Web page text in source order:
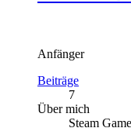
Anfänger
Beiträge
7
Über mich
Steam